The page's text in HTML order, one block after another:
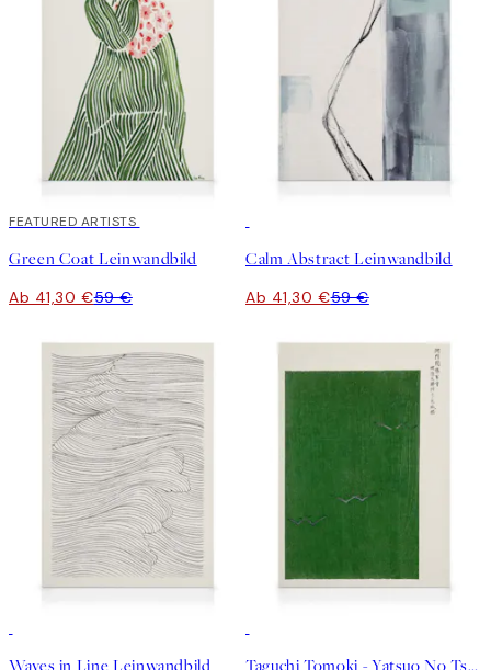
30%*
FEATURED ARTISTS
Green Coat Leinwandbild
Ab 41,30 €59 €
Calm Abstract Leinwandbild
Ab 41,30 €59 €